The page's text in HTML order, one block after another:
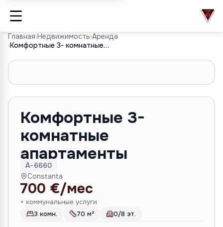
Главная›Недвижимость›Аренда
›
Комфортные 3- комнатные апартаменты
1/10
Комфортные 3-
комнатные
апартаменты
A-6660
Constanta
700 €/мес
+ коммунальные услуги
3 комн.
70 м² 0/8 эт.